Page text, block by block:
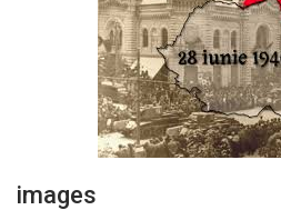
images